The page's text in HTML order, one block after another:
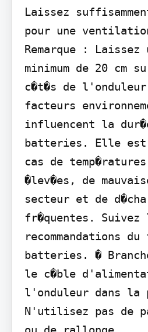
Laissez
pour une
Remarque : Laissez
minimum de 20 cm
c�t�s de
facteurs
influencent la
batteries. Elle est
cas de
�lev�es, de
secteur et de
fr�quentes. Suivez
recommandations
batteries. �
le c�ble
l'onduleur dans la
N'utilisez pas de
ou de rallonge.